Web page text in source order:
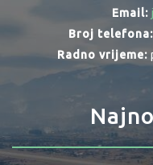
Email:
Broj telefona:
Radno vrijeme: